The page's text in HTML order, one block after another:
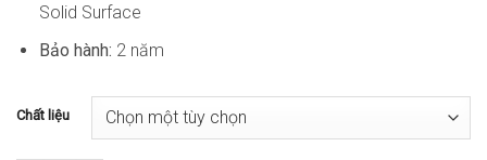
Solid Surface
Bảo hành: 2 năm
Chất liệu